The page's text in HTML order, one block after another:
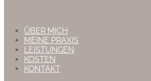
ÜBER MICH
MEINE PRAXIS
LEISTUNGEN
KOSTEN
KONTAKT